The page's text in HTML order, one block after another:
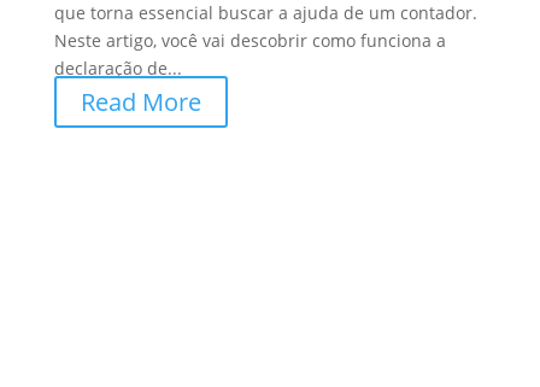
que torna essencial buscar a ajuda de um contador.
Neste artigo, você vai descobrir como funciona a
declaração de...
Read More